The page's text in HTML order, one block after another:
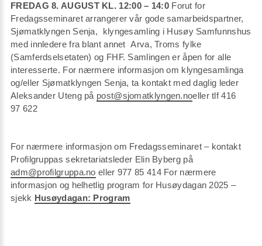
FREDAG 8. AUGUST KL. 12:00 – 14:0 Forut for
Fredagsseminaret arrangerer vår gode samarbeidspartner,
Sjømatklyngen Senja, klyngesamling i Husøy Samfunnshus
med innledere fra blant annet Arva, Troms fylke
(Samferdselsetaten) og FHF. Samlingen er åpen for alle
interesserte. For nærmere informasjon om klyngesamlinga
og/eller Sjømatklyngen Senja, ta kontakt med daglig leder
Aleksander Uteng på post@sjomatklyngen.noeller tlf 416
97 622
For nærmere informasjon om Fredagsseminaret – kontakt
Profilgruppas sekretariatsleder Elin Byberg på
adm@profilgruppa.no eller 977 85 414 For nærmere
informasjon og helhetlig program for Husøydagan 2025 –
sjekk Husøydagan: Program